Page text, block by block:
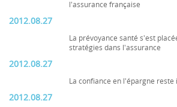
l'assurance française
2012.08.27
La prévoyance santé s'est
stratégies dans l'assurance
2012.08.27
La confiance en l'épargne reste
2012.08.27